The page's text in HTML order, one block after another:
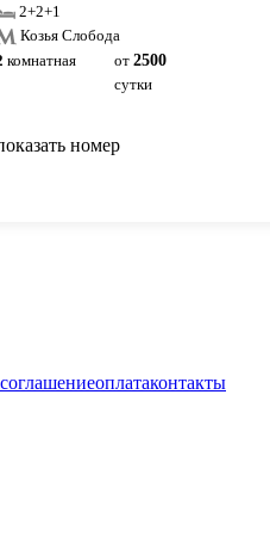
2+2+1
Козья Слобода
комнатная от 2500
сутки
номер
соглашениеоплатаконтакты